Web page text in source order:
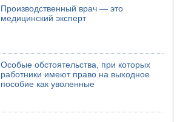
Производственный врач — это
медицинский эксперт
Особые обстоятельства, при которых
работники имеют право на выходное
пособие как уволенные